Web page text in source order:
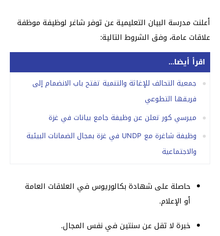
أعلنت مدرسة البيان التعليمية عن توفر شاغر لوظيفة موظفة
علاقات عامة، وفق الشروط التالية:
اقرأ أيضا...
جمعية التحالف للإغاثة والتنمية تفتح باب الانضمام إلى
فريقها التطوعي
ميرسي كور تعلن عن وظيفة جامع بيانات في غزة
وظيفة شاغرة مع UNDP في غزة بمجال الضمانات البيئية
والاجتماعية
حاصلة على شهادة بكالوريوس في العلاقات العامة
أو الإعلام.
خبرة لا تقل عن سنتين في نفس المجال.